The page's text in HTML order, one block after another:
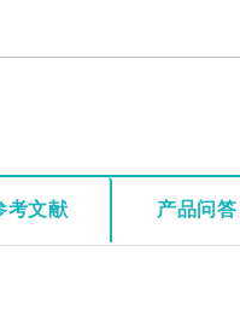
考文献 产品问答